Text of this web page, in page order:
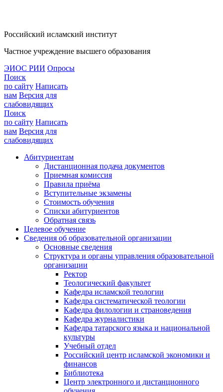
Российский исламский институт
Частное учреждение высшего образования
ЭИОС РИИ Опросы
Поиск
по сайту Написать
нам Версия для
слабовидящих
Поиск
по сайту Написать
нам Версия для
слабовидящих
Абитуриентам
Дистанционная подача документов
Приемная комиссия
Правила приёма
Вступительные экзамены
Стоимость обучения
Списки абитуриентов
Обратная связь
Целевое обучение
Сведения об образовательной организации
Основные сведения
Структура и органы управления образовательной
организации
Ректор
Теологический факультет
Кафедра исламской теологии
Кафедра систематической теологии
Кафедра филологии и страноведения
Кафедра журналистики
Кафедра татарского языка и национальной
культуры
Учебный отдел
Российский центр исламской экономики и
финансов
Библиотека
Центр электронного и дистанционного